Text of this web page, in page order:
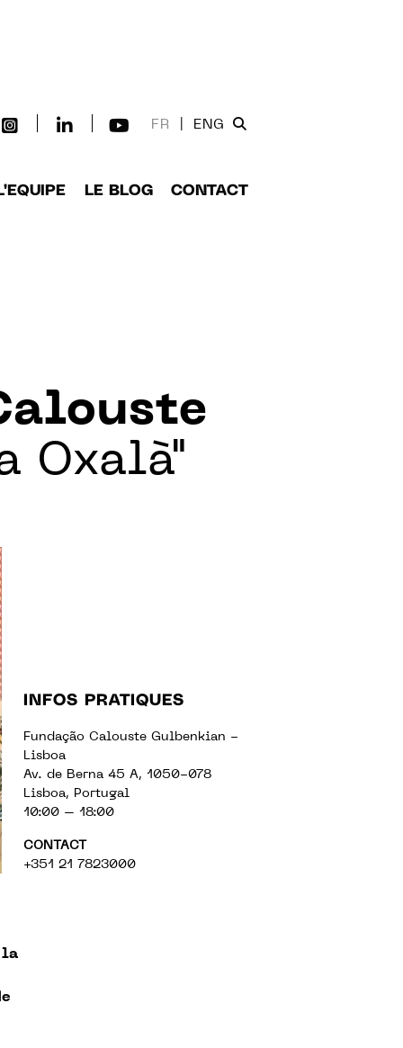
FR ENG
LE BLOG CONTACT
Oxalà"
INFOS PRATIQUES
Fundação Calouste Gulbenkian -
Lisboa
Av. de Berna 45 A, 1050-078
Lisboa, Portugal
10:00 – 18:00
CONTACT
+351 21 7823000
la